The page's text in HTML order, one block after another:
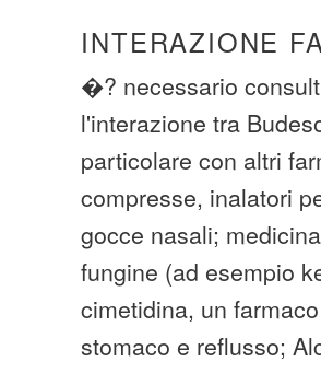
INTERAZIONE
�? necessario
l'interazione tra
particolare con altri
compresse, inalatori
gocce nasali;
fungine (ad esempio
cimetidina, un
stomaco e reflusso;